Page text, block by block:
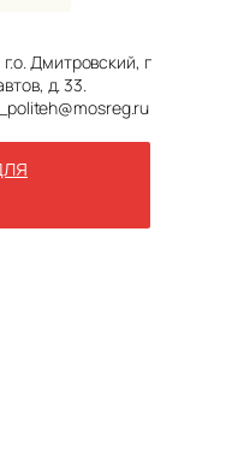
Дмитровский, г
д. 33.